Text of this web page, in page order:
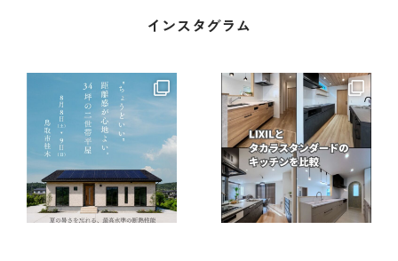
インスタグラム